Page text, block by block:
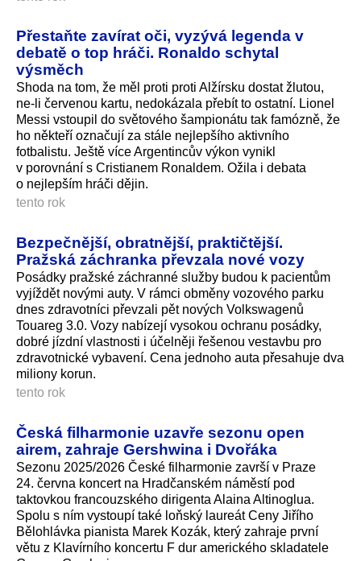
Přestaňte zavírat oči, vyzývá legenda v
debatě o top hráči. Ronaldo schytal
výsměch
Shoda na tom, že měl proti proti Alžírsku dostat žlutou,
ne-li červenou kartu, nedokázala přebít to ostatní. Lionel
Messi vstoupil do světového šampionátu tak famózně, že
ho někteří označují za stále nejlepšího aktivního
fotbalistu. Ještě více Argentincův výkon vynikl
v porovnání s Cristianem Ronaldem. Ožila i debata
o nejlepším hráči dějin.
tento rok
Bezpečnější, obratnější, praktičtější.
Pražská záchranka převzala nové vozy
Posádky pražské záchranné služby budou k pacientům
vyjíždět novými auty. V rámci obměny vozového parku
dnes zdravotníci převzali pět nových Volkswagenů
Touareg 3.0. Vozy nabízejí vysokou ochranu posádky,
dobré jízdní vlastnosti i účelněji řešenou vestavbu pro
zdravotnické vybavení. Cena jednoho auta přesahuje dva
miliony korun.
tento rok
Česká filharmonie uzavře sezonu open
airem, zahraje Gershwina i Dvořáka
Sezonu 2025/2026 České filharmonie završí v Praze
24. června koncert na Hradčanském náměstí pod
taktovkou francouzského dirigenta Alaina Altinoglua.
Spolu s ním vystoupí také loňský laureát Ceny Jiřího
Bělohlávka pianista Marek Kozák, který zahraje první
větu z Klavírního koncertu F dur amerického skladatele